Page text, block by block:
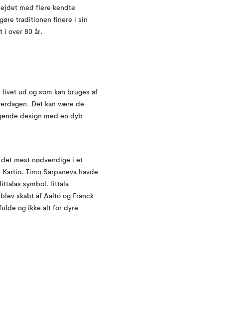
med flere kendte
traditionen finere i sin
i over 80 år.
ud og som kan bruges af
Det kan være de
design med en dyb
det mest nødvendige i et
Timo Sarpaneva havde
symbol. Iittala
skabt af Aalto og Franck
og ikke alt for dyre